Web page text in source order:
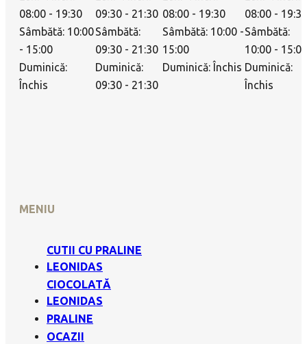
08:00 - 19:30
Sâmbătă: 10:00
- 15:00
Duminică:
Închis
09:30 - 21:30
Sâmbătă:
09:30 - 21:30
Duminică:
09:30 - 21:30
08:00 - 19:30
Sâmbătă: 10:00 -
15:00
Duminică: Închis
08:00 - 19:30
Sâmbătă:
10:00 - 15:00
Duminică:
Închis
MENIU
CUTII CU PRALINE
LEONIDAS
CIOCOLATĂ
LEONIDAS
PRALINE
OCAZII